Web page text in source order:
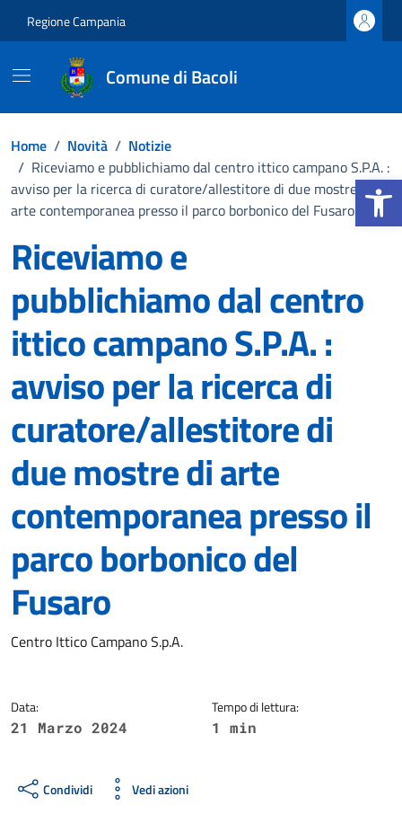
Apri la
Regione Campania
Comune di Bacoli
Home / Novità / Notizie
/ Riceviamo e pubblichiamo dal centro ittico campano S.P.A. :
avviso per la ricerca di curatore/allestitore di due mostre di
arte contemporanea presso il parco borbonico del Fusaro
Riceviamo e
pubblichiamo dal centro
ittico campano S.P.A. :
avviso per la ricerca di
curatore/allestitore di
due mostre di arte
contemporanea presso il
parco borbonico del
Fusaro
Dettagli della notizia
Centro Ittico Campano S.p.A.
Data:
21 Marzo 2024
Tempo di lettura:
1 min
Condividi Vedi azioni